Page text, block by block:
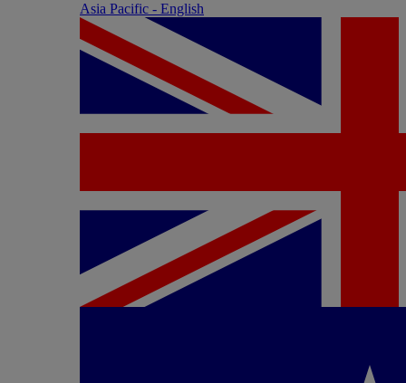
Asia Pacific - English